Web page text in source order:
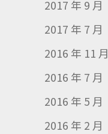
2017 年 9 月
2017 年 7 月
2016 年 11 月
2016 年 7 月
2016 年 5 月
2016 年 2 月